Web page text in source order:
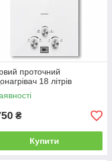
проточний
18 літрів
₴
Купити